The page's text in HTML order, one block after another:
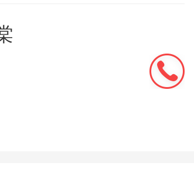
11为公共绿地
绿地，虽然面积